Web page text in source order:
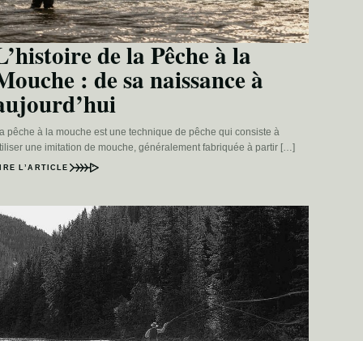
de la Pêche à la
: de sa naissance à
pêche à la mouche est une technique de pêche qui consiste à
une imitation de mouche, généralement fabriquée à partir […]
L’ARTICLE